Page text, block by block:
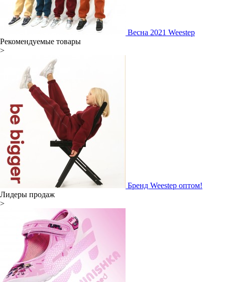
Весна 2021 Weestep
Рекомендуемые товары
>
Бренд Weestep оптом!
Лидеры продаж
>